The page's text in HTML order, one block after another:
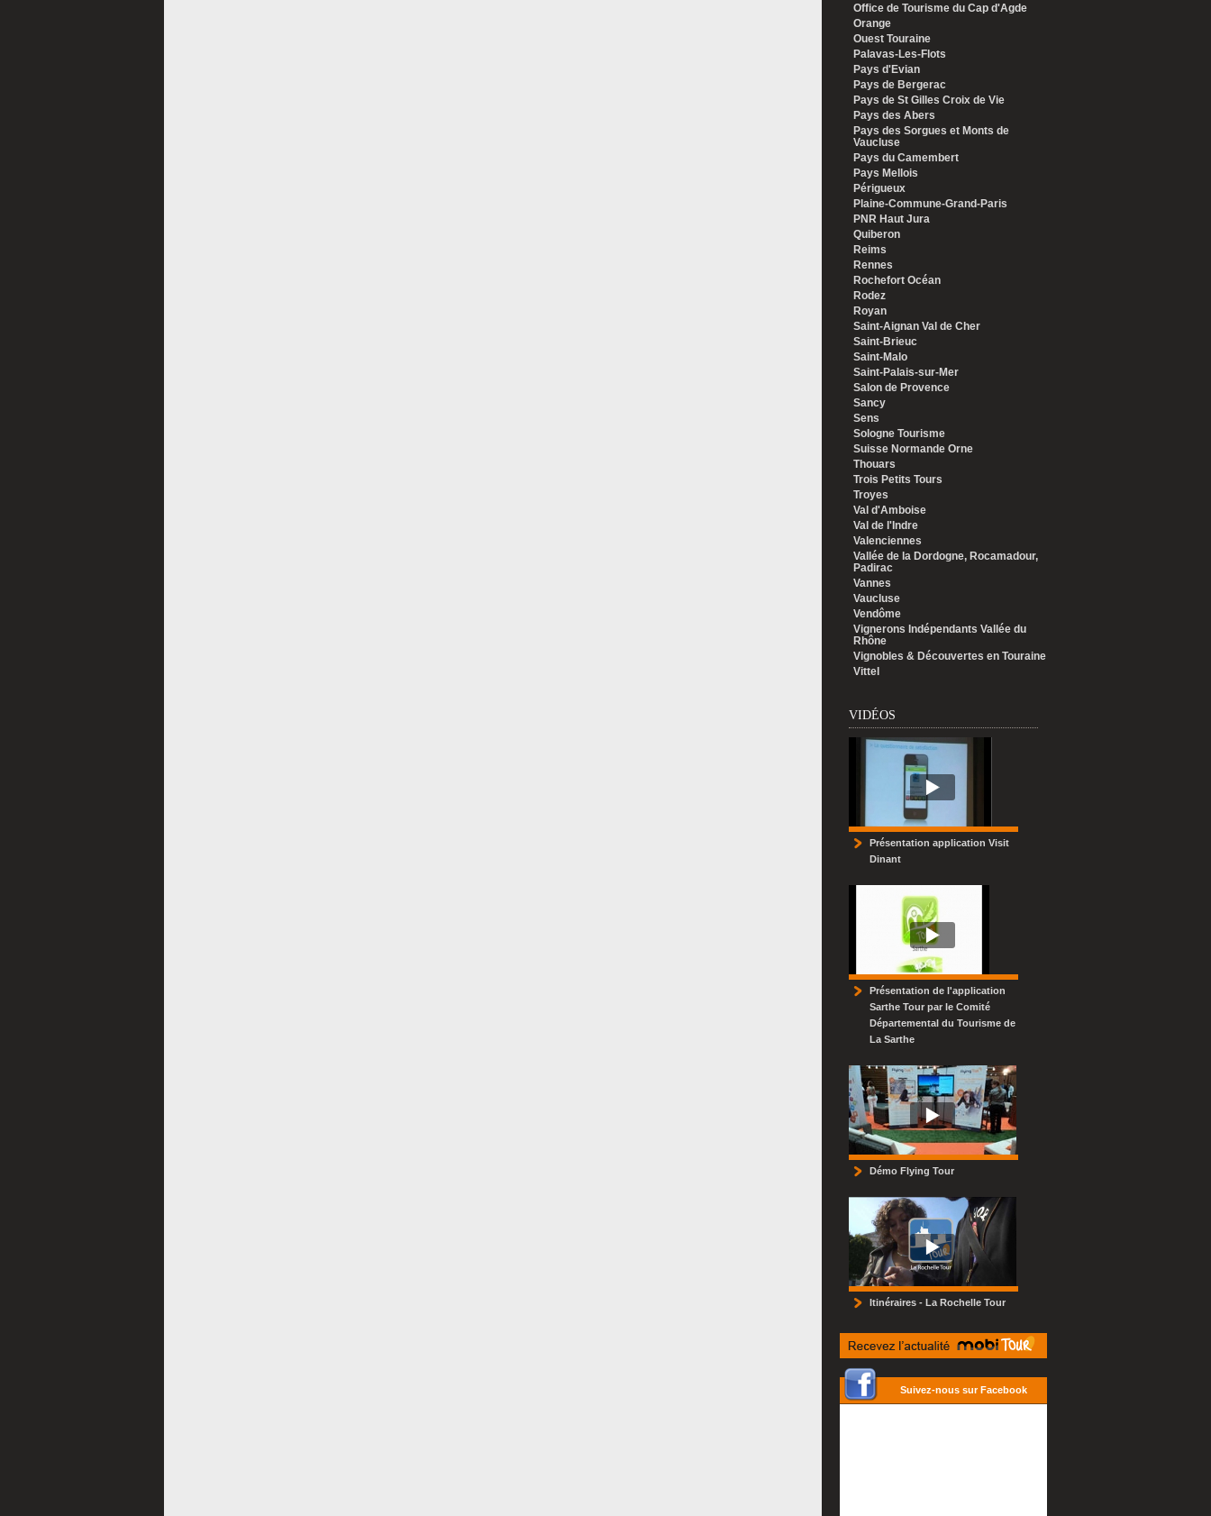
Office de Tourisme du Cap d'Agde
Orange
Ouest Touraine
Palavas-Les-Flots
Pays d'Evian
Pays de Bergerac
Pays de St Gilles Croix de Vie
Pays des Abers
Pays des Sorgues et Monts de
Vaucluse
Pays du Camembert
Pays Mellois
Périgueux
Plaine-Commune-Grand-Paris
PNR Haut Jura
Quiberon
Reims
Rennes
Rochefort Océan
Rodez
Royan
Saint-Aignan Val de Cher
Saint-Brieuc
Saint-Malo
Saint-Palais-sur-Mer
Salon de Provence
Sancy
Sens
Sologne Tourisme
Suisse Normande Orne
Thouars
Trois Petits Tours
Troyes
Val d'Amboise
Val de l'Indre
Valenciennes
Vallée de la Dordogne, Rocamadour,
Padirac
Vannes
Vaucluse
Vendôme
Vignerons Indépendants Vallée du
Rhône
Vignobles & Découvertes en Touraine
Vittel
VIDÉOS
Présentation application Visit
Dinant
Présentation de l'application
Sarthe Tour par le Comité
Départemental du Tourisme de
La Sarthe
Démo Flying Tour
Itinéraires - La Rochelle Tour
Suivez-nous sur Facebook